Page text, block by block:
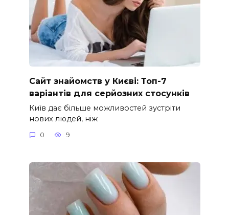
Сайт знайомств у Києві: Топ-7
варіантів для серйозних стосунків
Київ дає більше можливостей зустріти
нових людей, ніж
0 9